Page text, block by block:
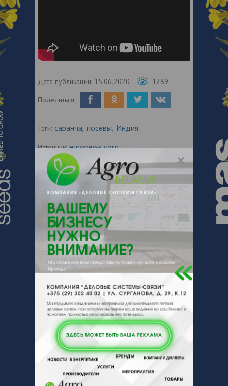
Дата публикации: 15.06.2020 1289
Поделиться:
Тэги: саранча, посевы, Индия
Источник: euronews.com
Новости по теме
22.10.2020 Эфиопия переживает
сильнейшее за 25 лет нашествие
саранчи
18.06.2019 Засуха вынуждает
жителей индийских деревень покидать
дома в поисках воды
07.10.2015 Цены на сахар выросли в
сентябре из-за плохой погоды в
Бразилии и Индии
07.09.2015 Индия хочет вложить
деньги в калийную отрасль Беларуси
17.03.2015 В Индии появится первый в
мире штат здорового питания